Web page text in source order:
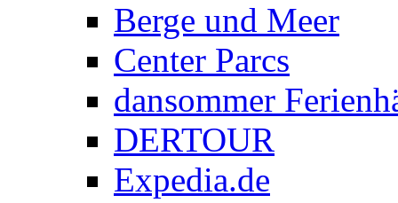
Berge und Meer
Center Parcs
dansommer
DERTOUR
Expedia.de